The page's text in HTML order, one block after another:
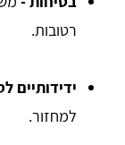
רטובות.
ידידותיים
למחזור.